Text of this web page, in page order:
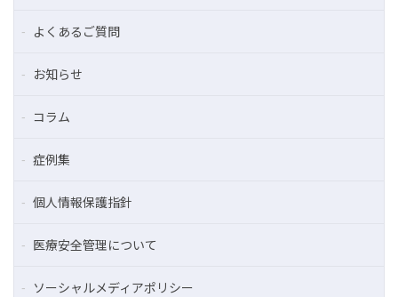
よくあるご質問
お知らせ
コラム
症例集
個人情報保護指針
医療安全管理について
ソーシャルメディアポリシー